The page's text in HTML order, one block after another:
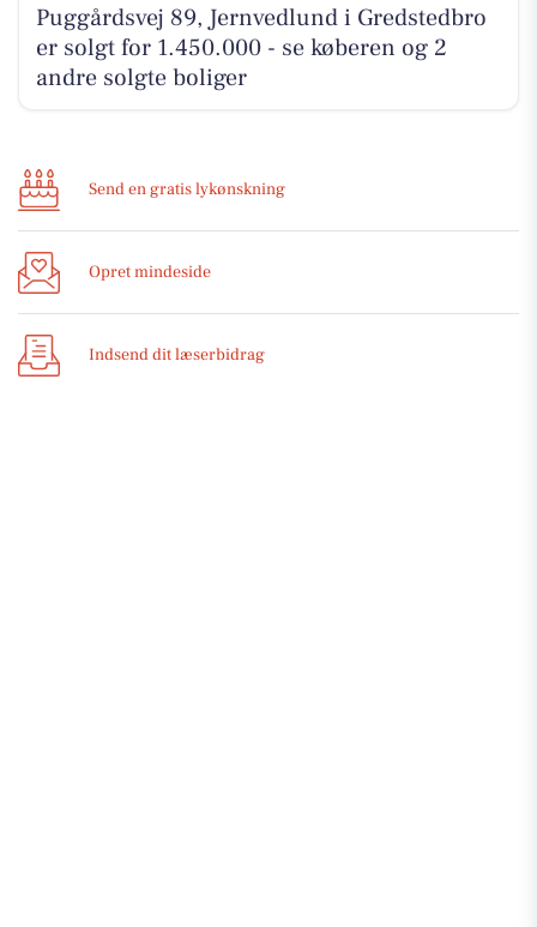
Puggårdsvej 89, Jernvedlund i Gredstedbro
er solgt for 1.450.000 - se køberen og 2
andre solgte boliger
Send en gratis lykønskning
Opret mindeside
Indsend dit læserbidrag